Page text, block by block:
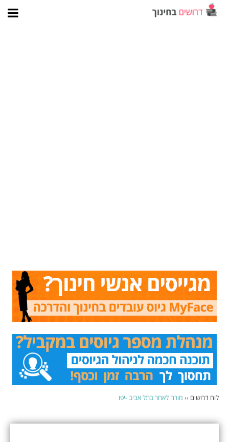
לוח דרושים ›› מורה לאחר בתל אביב -יפו